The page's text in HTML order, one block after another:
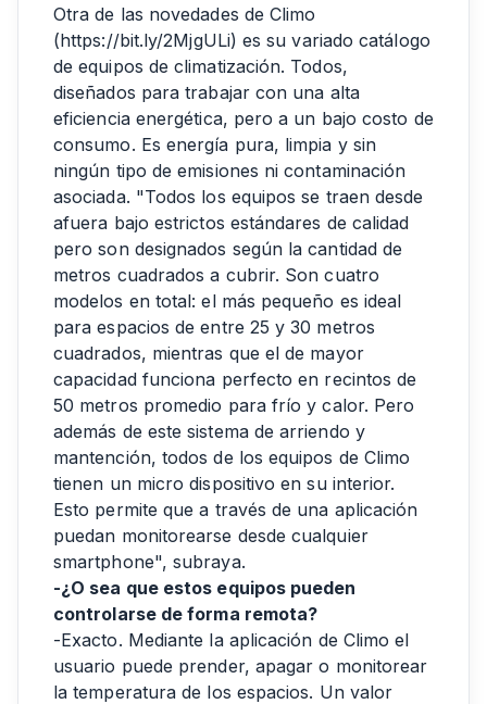
Otra de las novedades de Climo
(https://bit.ly/2MjgULi) es su variado catálogo
de equipos de climatización. Todos,
diseñados para trabajar con una alta
eficiencia energética, pero a un bajo costo de
consumo. Es energía pura, limpia y sin
ningún tipo de emisiones ni contaminación
asociada. "Todos los equipos se traen desde
afuera bajo estrictos estándares de calidad
pero son designados según la cantidad de
metros cuadrados a cubrir. Son cuatro
modelos en total: el más pequeño es ideal
para espacios de entre 25 y 30 metros
cuadrados, mientras que el de mayor
capacidad funciona perfecto en recintos de
50 metros promedio para frío y calor. Pero
además de este sistema de arriendo y
mantención, todos de los equipos de Climo
tienen un micro dispositivo en su interior.
Esto permite que a través de una aplicación
puedan monitorearse desde cualquier
smartphone", subraya.
-¿O sea que estos equipos pueden
controlarse de forma remota?
-Exacto. Mediante la aplicación de Climo el
usuario puede prender, apagar o monitorear
la temperatura de los espacios. Un valor